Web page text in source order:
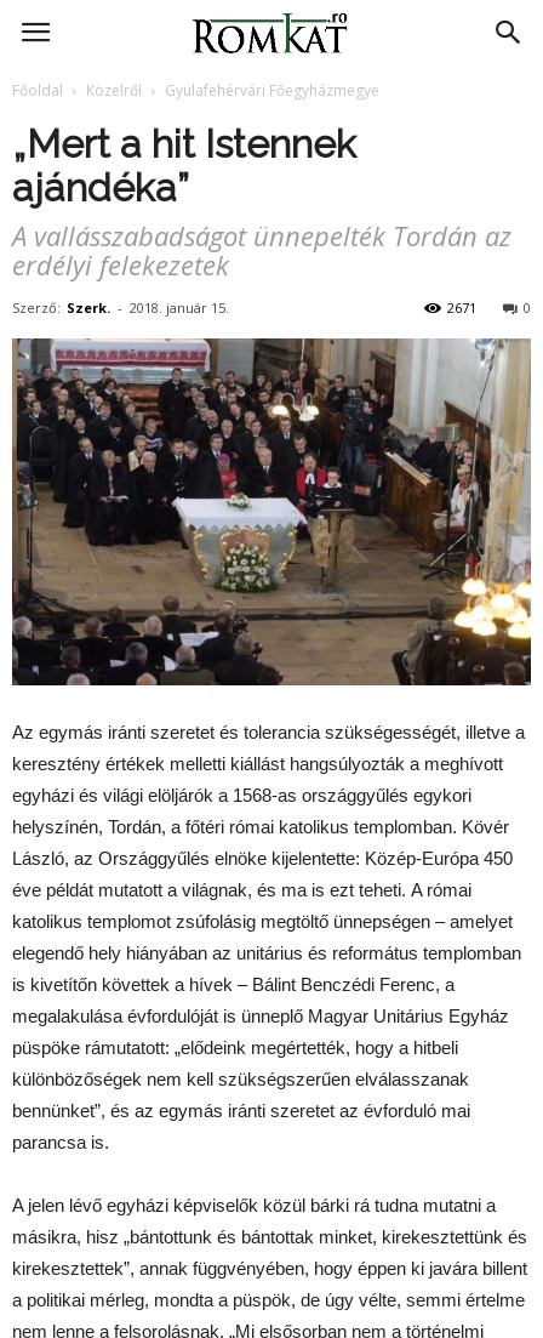
RomKat.ro
Főoldal Közelről Gyulafehérvári Főegyházmegye
„Mert a hit Istennek
ajándéka”
A vallásszabadságot ünnepelték Tordán az
erdélyi felekezetek
Szerző: Szerk. - 2018. január 15. 0
2671
Az egymás iránti szeretet és tolerancia szükségességét, illetve a
keresztény értékek melletti kiállást hangsúlyozták a meghívott
egyházi és világi elöljárók a 1568-as országgyűlés egykori
helyszínén, Tordán, a főtéri római katolikus templomban. Kövér
László, az Országgyűlés elnöke kijelentette: Közép-Európa 450
éve példát mutatott a világnak, és ma is ezt teheti. A római
katolikus templomot zsúfolásig megtöltő ünnepségen – amelyet
elegendő hely hiányában az unitárius és református templomban
is kivetítőn követtek a hívek – Bálint Benczédi Ferenc, a
megalakulása évfordulóját is ünneplő Magyar Unitárius Egyház
püspöke rámutatott: „elődeink megértették, hogy a hitbeli
különbözőségek nem kell szükségszerűen elválasszanak
bennünket”, és az egymás iránti szeretet az évforduló mai
parancsa is.
A jelen lévő egyházi képviselők közül bárki rá tudna mutatni a
másikra, hisz „bántottunk és bántottak minket, kirekesztettünk és
kirekesztettek”, annak függvényében, hogy éppen ki javára billent
a politikai mérleg, mondta a püspök, de úgy vélte, semmi értelme
nem lenne a felsorolásnak. „Mi elsősorban nem a történelmi